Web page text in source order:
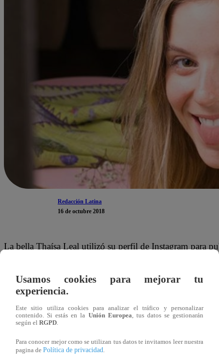
Redacción Latina
16 de octubre 2018
La bella Thaísa Leal utilizó su perfil de Instagram para
enviarle un sentido mensaje al depredador, pues
Usamos cookies para mejorar tu
experiencia.
Este sitio utiliza cookies para analizar el tráfico y personalizar
contenido. Si estás en la Unión Europea, tus datos se gestionarán
según el RGPD.
Para conocer mejor como se utilizan tus datos te invitamos leer nuestra
pagina de Política de privacidad.